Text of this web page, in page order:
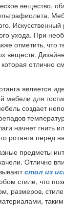
вещество,
ухода. При
отметить, что
веществ.
отлично
является
мебели для
создает
начнет гнить
ротанга перед
предметы
Отлично
стол из
стиле, что
размеров,